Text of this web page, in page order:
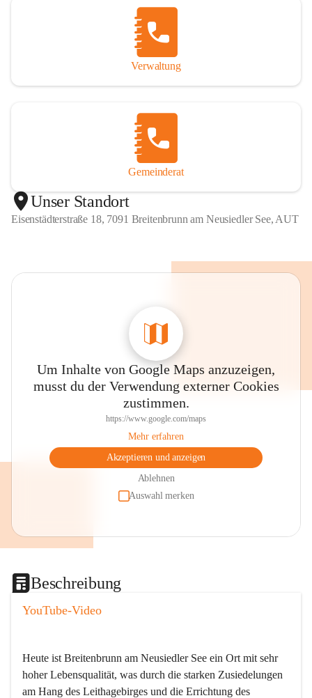
Verwaltung
Gemeinderat
Unser Standort
Eisenstädterstraße 18, 7091 Breitenbrunn am Neusiedler See, AUT
Um Inhalte von Google Maps anzuzeigen,
musst du der Verwendung externer Cookies
zustimmen.
https://www.google.com/maps
Mehr erfahren
Akzeptieren und anzeigen
Ablehnen
Auswahl merken
Beschreibung
YouTube-Video
Heute ist Breitenbrunn am Neusiedler See ein Ort mit sehr
hoher Lebensqualität, was durch die starken Zusiedelungen
am Hang des Leithagebirges und die Errichtung des